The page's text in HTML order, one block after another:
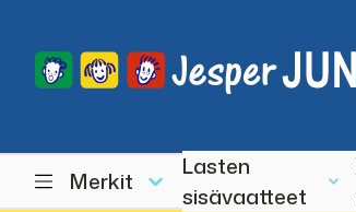
Merkit
Lasten
sisävaatteet